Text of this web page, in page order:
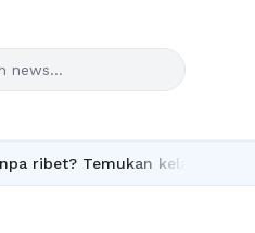
kelas seru dan materi